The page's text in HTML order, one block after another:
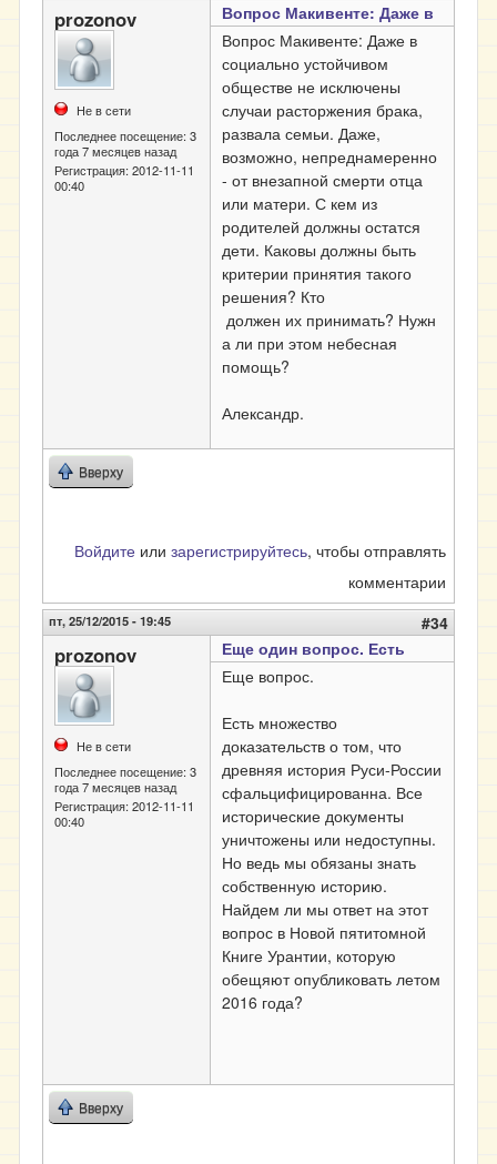
prozonov
Не в сети
Последнее посещение:3
года 7 месяцев назад
Регистрация:2012-11-11
00:40
Вопрос Макивенте: Даже в
Вопрос Макивенте: Даже в
социально устойчивом
обществе не исключены
случаи расторжения брака,
развала семьи. Даже,
возможно, непреднамеренно
- от внезапной смерти отца
или матери. С кем из
родителей должны остатся
дети. Каковы должны быть
критерии принятия такого
решения? Кто
должен их принимать? Нужн
а ли при этом небесная
помощь?
Александр.
Вверху
Войдите или зарегистрируйтесь, чтобы отправлять
комментарии
пт, 25/12/2015 - 19:45 #34
prozonov
Не в сети
Последнее посещение:3
года 7 месяцев назад
Регистрация:2012-11-11
00:40
Еще один вопрос. Есть
Еще вопрос.
Есть множество
доказательств о том, что
древняя история Руси-России
сфальцифицированна. Все
исторические документы
уничтожены или недоступны.
Но ведь мы обязаны знать
собственную историю.
Найдем ли мы ответ на этот
вопрос в Новой пятитомной
Книге Урантии, которую
обещяют опубликовать летом
2016 года?
Вверху